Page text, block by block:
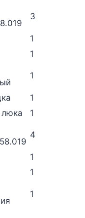
3
1
1
1
1
1
4
1
1
1